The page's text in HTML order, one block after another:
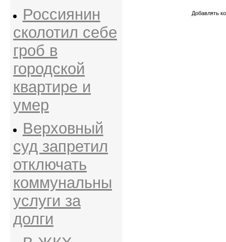
Россиянин
сколотил себе
гроб в
городской
квартире и
умер
Верховный
суд запретил
отключать
коммунальны
услуги за
долги
Добавлять